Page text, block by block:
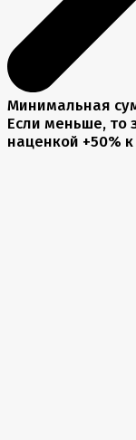
Минимальная
Если меньше, то
наценкой +50%